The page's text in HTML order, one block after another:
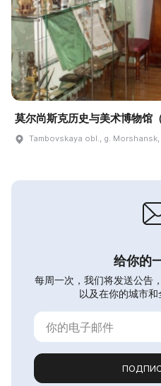
莫尔尚斯克历史与美术博物馆
Tambovskaya obl., g. Morshansk,
给你的
每周一次，我们将发送公告
以及在你的城市和